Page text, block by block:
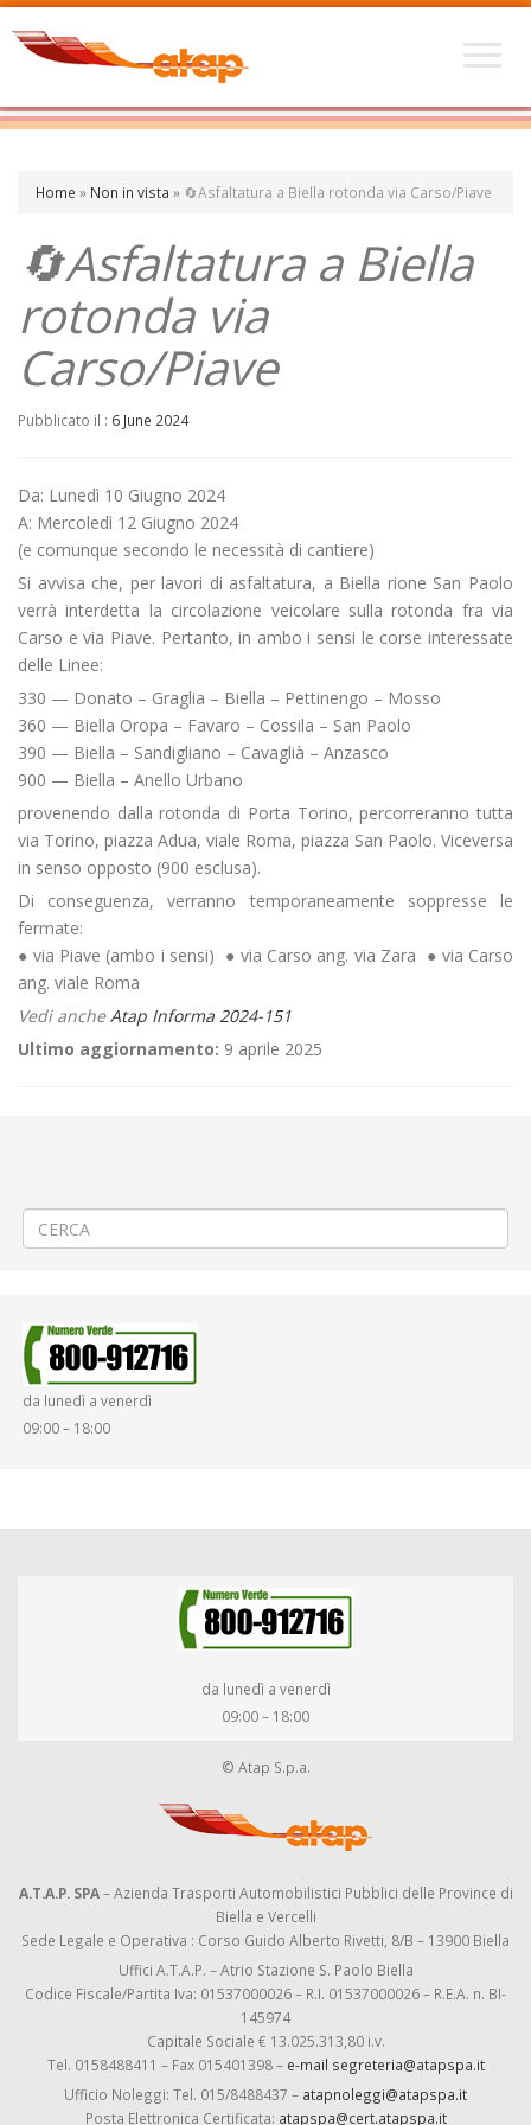
Home » Non in vista » 🔄️Asfaltatura a Biella rotonda via Carso/Piave
🔄️Asfaltatura a Biella
rotonda via
Carso/Piave
Pubblicato il : 6 June 2024
Da: Lunedì 10 Giugno 2024
A: Mercoledì 12 Giugno 2024
(e comunque secondo le necessità di cantiere)
Si avvisa che, per lavori di asfaltatura, a Biella rione San Paolo
verrà interdetta la circolazione veicolare sulla rotonda fra via
Carso e via Piave. Pertanto, in ambo i sensi le corse interessate
delle Linee:
330 — Donato – Graglia – Biella – Pettinengo – Mosso
360 — Biella Oropa – Favaro – Cossila – San Paolo
390 — Biella – Sandigliano – Cavaglià – Anzasco
900 — Biella – Anello Urbano
provenendo dalla rotonda di Porta Torino, percorreranno tutta
via Torino, piazza Adua, viale Roma, piazza San Paolo. Viceversa
in senso opposto (900 esclusa).
Di conseguenza, verranno temporaneamente soppresse le
fermate:
● via Piave (ambo i sensi) ● via Carso ang. via Zara ● via Carso
ang. viale Roma
Vedi ancheAtap Informa 2024-151
Ultimo aggiornamento: 9 aprile 2025
da lunedì a venerdì
09:00 – 18:00
da lunedì a venerdì
09:00 – 18:00
© Atap S.p.a.
A.T.A.P. SPA– Azienda Trasporti Automobilistici Pubblici delle Province di
Biella e Vercelli
Sede Legale e Operativa : Corso Guido Alberto Rivetti, 8/B – 13900 Biella
Uffici A.T.A.P. – Atrio Stazione S. Paolo Biella
Codice Fiscale/Partita Iva: 01537000026 – R.I. 01537000026 – R.E.A. n. BI-
145974
Capitale Sociale € 13.025.313,80 i.v.
Tel. 0158488411 – Fax 015401398 – e-mail segreteria@atapspa.it
Ufficio Noleggi: Tel. 015/8488437 – atapnoleggi@atapspa.it
Posta Elettronica Certificata: atapspa@cert.atapspa.it